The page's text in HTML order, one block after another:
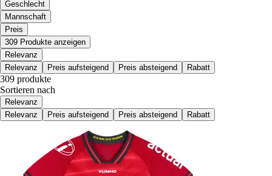
Geschlecht
Mannschaft
Preis
309 Produkte anzeigen
Relevanz
Relevanz
Preis aufsteigend Preis absteigend Rabatt
309 produkte
Sortieren nach
Relevanz
Relevanz
Preis aufsteigend Preis absteigend Rabatt